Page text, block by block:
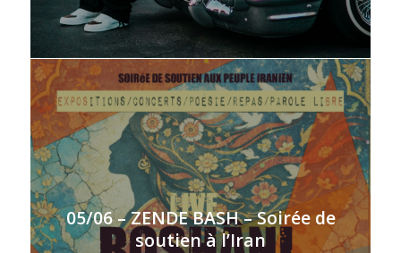
05/06 – ZENDE BASH – Soirée de
soutien à l’Iran